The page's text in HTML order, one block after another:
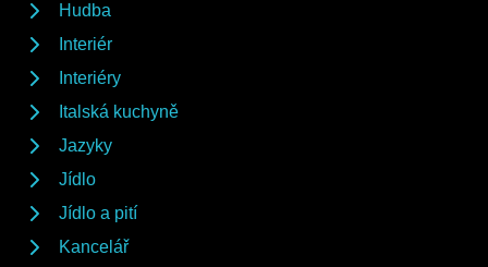
Hudba
Interiér
Interiéry
Italská kuchyně
Jazyky
Jídlo
Jídlo a pití
Kancelář